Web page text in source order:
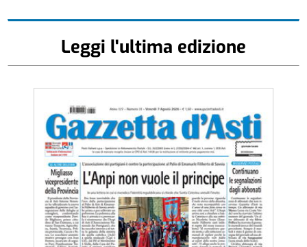
Leggi l'ultima edizione